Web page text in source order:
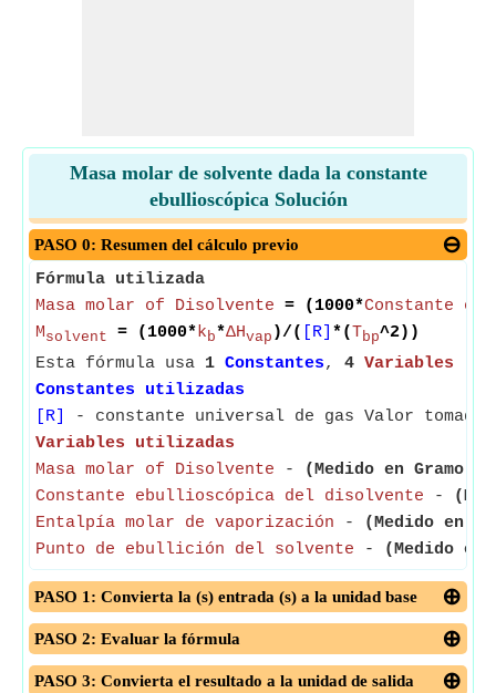
Masa molar de solvente dada la constante
ebullioscópica Solución
PASO 0: Resumen del cálculo previo
Fórmula utilizada
Masa molar of Disolvente = (1000*Constante
Msolvent = (1000*kb*ΔHvap )/( [R] *(Tbp^2))
Esta fórmula usa 1 Constantes, 4 Variables
Constantes utilizadas
[R]
- constante universal de gas Valor tomado
Variables utilizadas
Masa molar of Disolvente - (Medido en Gramo)
Constante ebullioscópica del disolvente -
Entalpía molar de vaporización -
(Medido en
Punto de ebullición del solvente - (Medido
PASO 1: Convierta la (s) entrada (s) a la unidad base
PASO 2: Evaluar la fórmula
PASO 3: Convierta el resultado a la unidad de salida